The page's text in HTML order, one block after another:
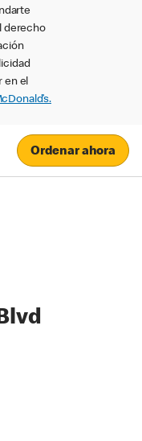
derecho
en el
Ordenar ahora